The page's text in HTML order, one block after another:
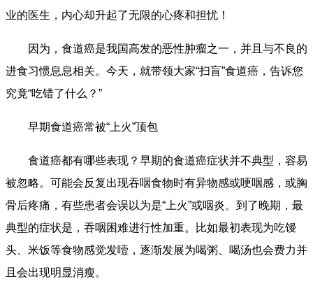
业的医生，内心却升起了无限的心疼和担忧！
因为，食道癌是我国高发的恶性肿瘤之一，并且与不良的
进食习惯息息相关。今天，就带领大家“扫盲”食道癌，告诉您
究竟“吃错了什么？”
早期食道癌常被“上火”顶包
食道癌都有哪些表现？早期的食道癌症状并不典型，容易
被忽略。可能会反复出现吞咽食物时有异物感或哽咽感，或胸
骨后疼痛，有些患者会误以为是“上火”或咽炎。到了晚期，最
典型的症状是，吞咽困难进行性加重。比如最初表现为吃馒
头、米饭等食物感觉发噎，逐渐发展为喝粥、喝汤也会费力并
且会出现明显消瘦。